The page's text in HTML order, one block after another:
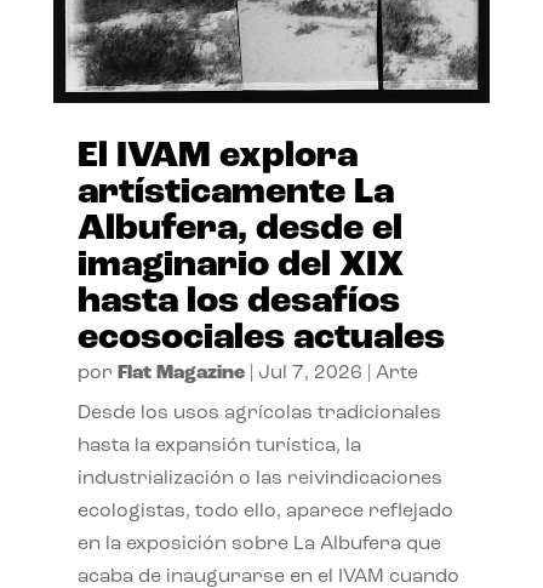
El IVAM explora
artísticamente La
Albufera, desde el
imaginario del XIX
hasta los desafíos
ecosociales actuales
por Flat Magazine| Jul 7, 2026 Arte
Desde los usos agrícolas tradicionales
hasta la expansión turística, la
industrialización o las reivindicaciones
ecologistas, todo ello, aparece reflejado
en la exposición sobre La Albufera que
acaba de inaugurarse en el IVAM cuando